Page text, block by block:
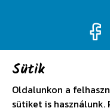
Sütik
Oldalunkon a
sütiket is